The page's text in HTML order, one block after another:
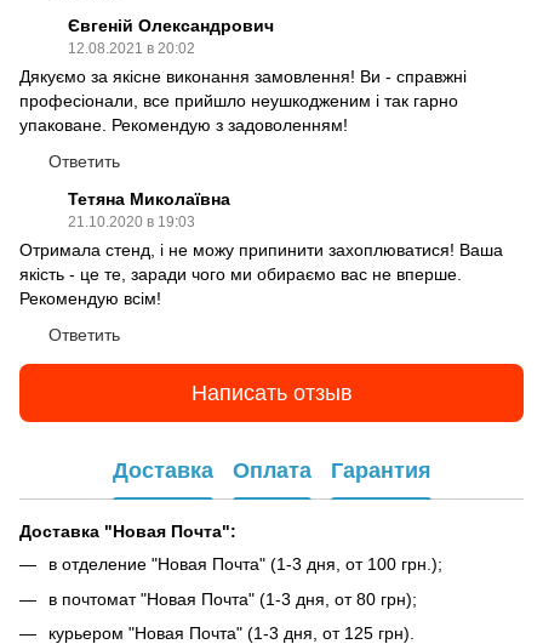
Євгеній Олександрович
12.08.2021 в 20:02
Дякуємо за якісне виконання замовлення! Ви - справжні
професіонали, все прийшло неушкодженим і так гарно
упаковане. Рекомендую з задоволенням!
Ответить
Тетяна Миколаївна
21.10.2020 в 19:03
Отримала стенд, і не можу припинити захоплюватися! Ваша
якість - це те, заради чого ми обираємо вас не вперше.
Рекомендую всім!
Ответить
Написать отзыв
Доставка Оплата Гарантия
Доставка "Новая Почта":
в отделение "Новая Почта" (1-3 дня, от 100 грн.);
в почтомат "Новая Почта" (1-3 дня, от 80 грн);
курьером "Новая Почта" (1-3 дня, от 125 грн).